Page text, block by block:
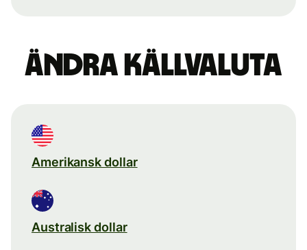
Ändra källvaluta
Amerikansk dollar
Australisk dollar